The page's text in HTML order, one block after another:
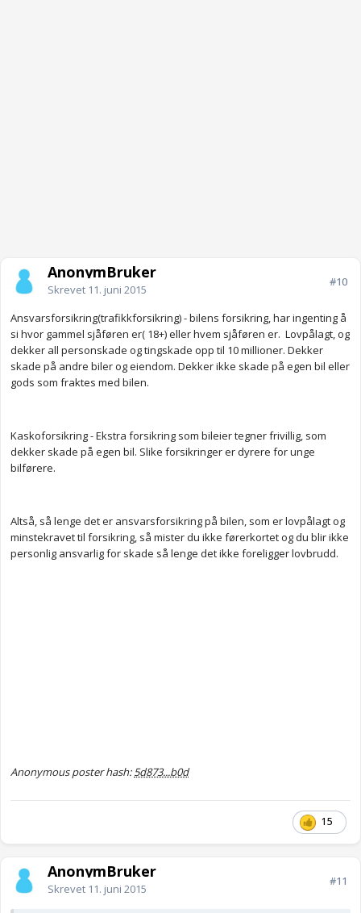
AnonymBruker
Skrevet 11. juni 2015
#10
Ansvarsforsikring(trafikkforsikring) - bilens forsikring, har ingenting å
si hvor gammel sjåføren er( 18+) eller hvem sjåføren er. Lovpålagt, og
dekker all personskade og tingskade opp til 10 millioner. Dekker
skade på andre biler og eiendom. Dekker ikke skade på egen bil eller
gods som fraktes med bilen.
Kaskoforsikring - Ekstra forsikring som bileier tegner frivillig, som
dekker skade på egen bil. Slike forsikringer er dyrere for unge
bilførere.
Altså, så lenge det er ansvarsforsikring på bilen, som er lovpålagt og
minstekravet til forsikring, så mister du ikke førerkortet og du blir ikke
personlig ansvarlig for skade så lenge det ikke foreligger lovbrudd.
Anonymous poster hash:5d873...b0d
15
AnonymBruker
Skrevet 11. juni 2015
#11